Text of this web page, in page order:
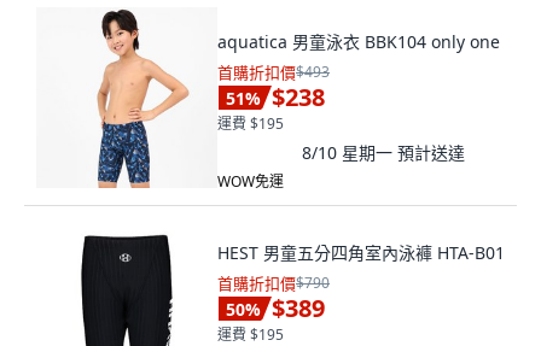
aquatica 男童泳衣 BBK104 only one
首購折扣價$493
51% $238
運費 $195
8/10 星期一 預計送達
WOW免運
HEST 男童五分四角室內泳褲 HTA-B01
首購折扣價$790
50% $389
運費 $195